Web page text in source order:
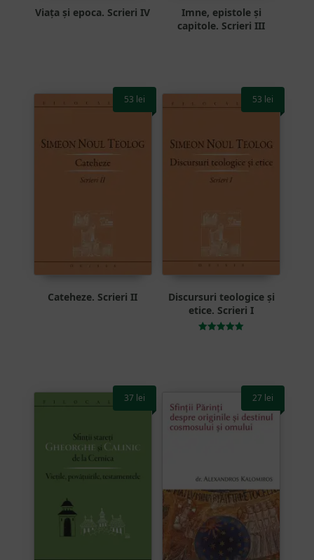
Viața și epoca. Scrieri IV
Imne, epistole și
capitole. Scrieri III
Cateheze. Scrieri II
53 lei
Discursuri teologice și
etice. Scrieri I
53 lei
37 lei 27 lei